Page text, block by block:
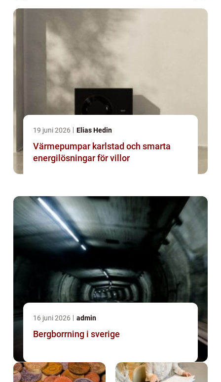
19 juni 2026 Elias Hedin
Värmepumpar karlstad och smarta
energilösningar för villor
16 juni 2026 admin
Bergborrning i sverige